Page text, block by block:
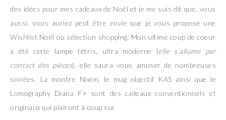
des idées pour mes cadeaux de Noël et je me suis dit que, vous
aussi, vous auriez peut être envie que je vous propose une
Wishlist Noël ou sélection shopping. Mon ultime coup de coeur
a été cette lampe tétris, ultra moderne (elle s’allume par
contact des pièces), elle saura vous amuser de nombreuses
soirées. La montre Nixon, le mug objectif KAS ainsi que le
Lomography Diana F+ sont des cadeaux conventionnels et
originaux qui plairont à coup sur.